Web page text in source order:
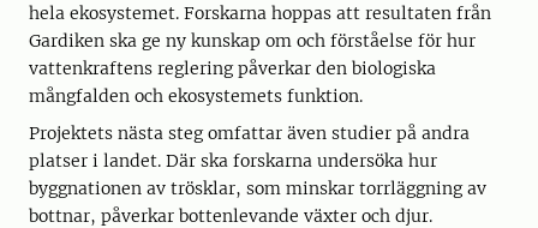
hela ekosystemet. Forskarna hoppas att resultaten från
Gardiken ska ge ny kunskap om och förståelse för hur
vattenkraftens reglering påverkar den biologiska
mångfalden och ekosystemets funktion.
Projektets nästa steg omfattar även studier på andra
platser i landet. Där ska forskarna undersöka hur
byggnationen av trösklar, som minskar torrläggning av
bottnar, påverkar bottenlevande växter och djur.